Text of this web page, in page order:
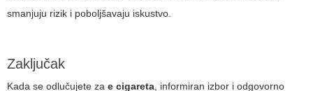
smanjuju rizik i poboljšavaju iskustvo.
Zaključak
Kada se odlučujete za e cigareta , informiran izbor i odgovorno